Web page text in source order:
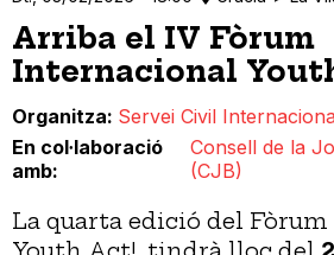
Arriba el IV Fòrum
Internacional
Organitza Servei Civil
En col·laboració
amb
Consell de la
(CJB)
La quarta edició del